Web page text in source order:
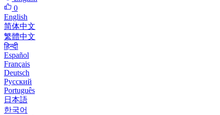
0
English
简体中文
繁體中文
हिन्दी
Español
Français
Deutsch
Русский
Português
日本語
한국어